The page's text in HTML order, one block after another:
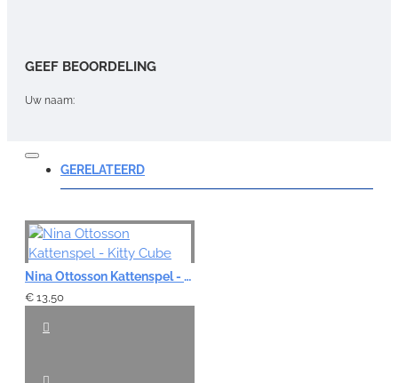
GEEF BEOORDELING
Uw naam:
Opmerking:
Note:HTML-code wordt niet vertaald!
Waardering:
GERELATEERD
Nina Ottosson Kattenspel - Kitty Cube
€ 13,50